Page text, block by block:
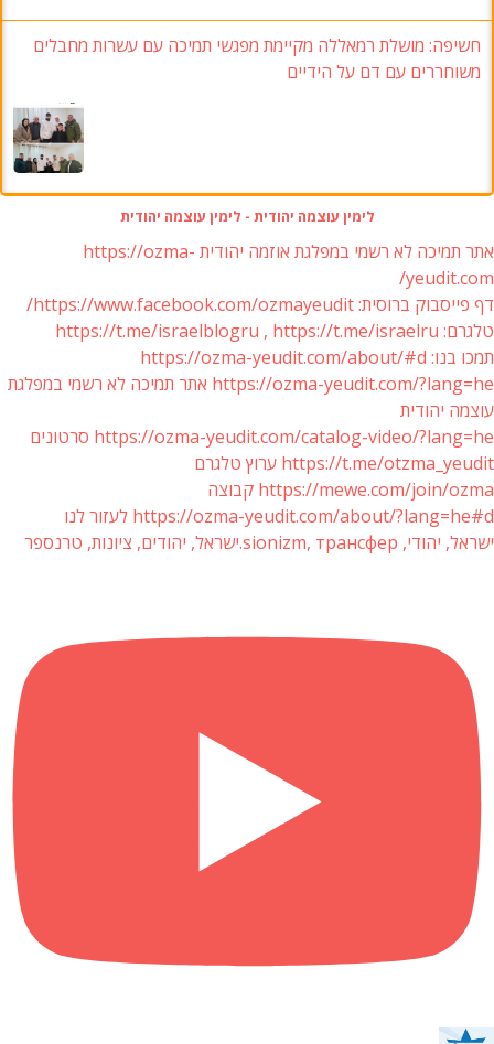
חשיפה: מושלת רמאללה מקיימת מפגשי תמיכה עם עשרות מחבלים
משוחררים עם דם על הידיים
לימין עוצמה יהודית - לימין עוצמה יהודית
אתר תמיכה לא רשמי במפלגת אוזמה יהודית https://ozma-
yeudit.com/
דף פייסבוק ברוסית: https://www.facebook.com/ozmayeudit/
טלגרם: https://t.me/israelblogru , https://t.me/israelru
תמכו בנו: https://ozma-yeudit.com/about/#d
https://ozma-yeudit.com/?lang=he אתר תמיכה לא רשמי במפלגת
עוצמה יהודית
https://ozma-yeudit.com/catalog-video/?lang=he סרטונים
https://t.me/otzma_yeudit ערוץ טלגרם
https://mewe.com/join/ozma קבוצה
https://ozma-yeudit.com/about/?lang=he#d לעזור לנו
ישראל, יהודי, sionizm, трансфер.ישראל, יהודים, ציונות, טרנספר